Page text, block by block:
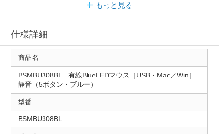
もっと見る
仕様詳細
商品名
BSMBU308BL 有線BlueLEDマウス［USB・Mac／Win］
静音（5ボタン・ブルー）
型番
BSMBU308BL